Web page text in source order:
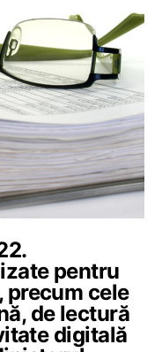
pentru
precum cele
de lectură
digitală